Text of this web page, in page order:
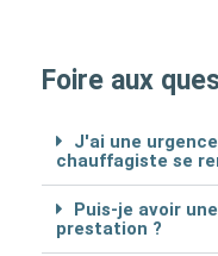
Foire aux
J'ai une
chauffagiste se
Puis-je avoir
prestation ?